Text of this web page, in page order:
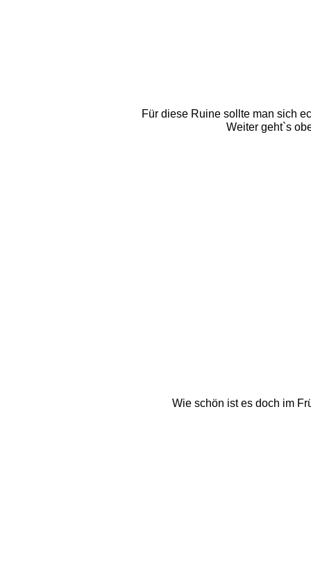
Für diese Ruine sollte man sich
Weiter geht`s
Wie schön ist es doch im